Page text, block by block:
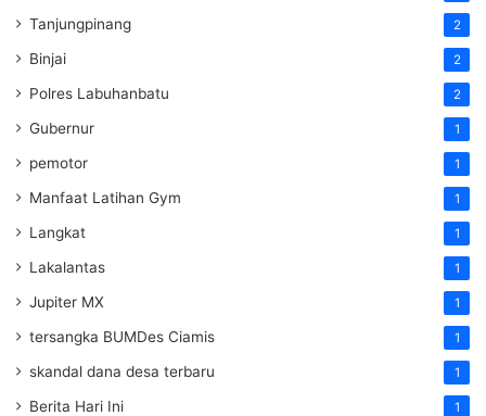
Tanjungpinang 2
Binjai 2
Polres Labuhanbatu 2
Gubernur 1
pemotor 1
Manfaat Latihan Gym 1
Langkat 1
Lakalantas 1
Jupiter MX 1
tersangka BUMDes Ciamis 1
skandal dana desa terbaru 1
Berita Hari Ini 1